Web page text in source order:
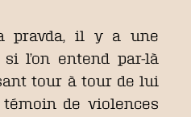
pravda, il y a une
l’on entend par-là
tour à tour de lui
de violences